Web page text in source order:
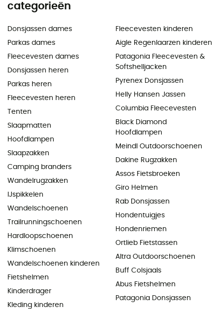
categorieën
Donsjassen dames
Parkas dames
Fleecevesten dames
Donsjassen heren
Parkas heren
Fleecevesten heren
Tenten
Slaapmatten
Hoofdlampen
Slaapzakken
Camping branders
Wandelrugzakken
IJspikkelen
Wandelschoenen
Trailrunningschoenen
Hardloopschoenen
Klimschoenen
Wandelschoenen kinderen
Fietshelmen
Kinderdrager
Kleding kinderen
Fleecevesten kinderen
Aigle Regenlaarzen kinderen
Patagonia Fleecevesten &
Softshelljacken
Pyrenex Donsjassen
Helly Hansen Jassen
Columbia Fleecevesten
Black Diamond
Hoofdlampen
Meindl Outdoorschoenen
Dakine Rugzakken
Assos Fietsbroeken
Giro Helmen
Rab Donsjassen
Hondentuigjes
Hondenriemen
Ortlieb Fietstassen
Altra Outdoorschoenen
Buff Colsjaals
Abus Fietshelmen
Patagonia Donsjassen